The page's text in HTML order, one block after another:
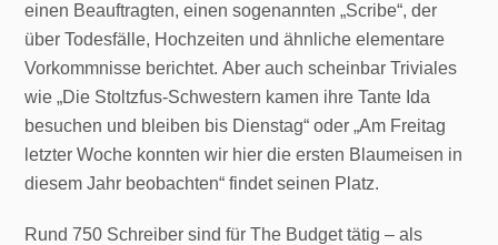
einen Beauftragten, einen sogenannten „Scribe“, der
über Todesfälle, Hochzeiten und ähnliche elementare
Vorkommnisse berichtet. Aber auch scheinbar Triviales
wie „Die Stoltzfus-Schwestern kamen ihre Tante Ida
besuchen und bleiben bis Dienstag“ oder „Am Freitag
letzter Woche konnten wir hier die ersten Blaumeisen in
diesem Jahr beobachten“ findet seinen Platz.
Rund 750 Schreiber sind für The Budget tätig – als